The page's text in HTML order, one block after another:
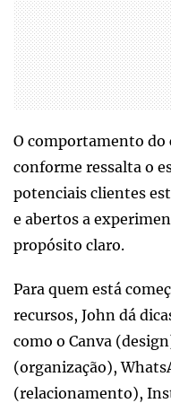
O comportamento
conforme ressalta o
potenciais clientes
e abertos a
propósito claro.
Para quem está
recursos, John dá
como o Canva
(organização),
(relacionamento),